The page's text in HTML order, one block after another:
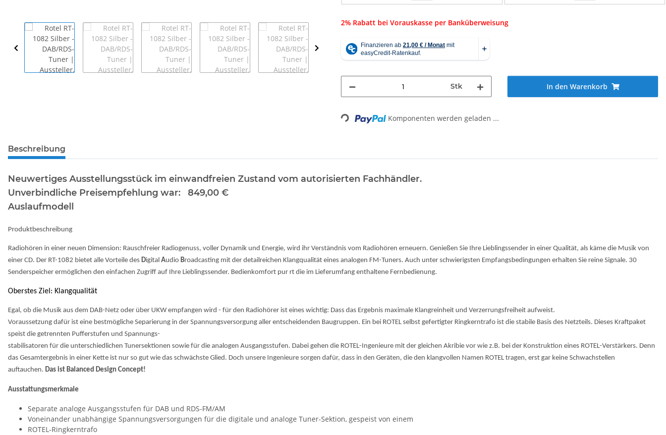
2% Rabatt bei Vorauskasse per Banküberweisung
Stk In den Warenkorb
Loading... Komponenten werden geladen ...
Beschreibung
Neuwertiges Ausstellungsstück im einwandfreien Zustand vom autorisierten Fachhändler.
Unverbindliche Preisempfehlung war: 849,00 €
Auslaufmodell
Produktbeschreibung
Radiohören in einer neuen Dimension: Rauschfreier Radiogenuss, voller Dynamik und Energie, wird ihr Verständnis vom Radiohören erneuern. Genießen Sie Ihre Lieblingssender in einer Qualität, als käme die Musik von
einer CD. Der RT-1082 bietet alle Vorteile des Digital Audio Broadcasting mit der detailreichen Klangqualität eines analogen FM-Tuners. Auch unter schwierigsten Empfangsbedingungen erhalten Sie reine Signale. 30
Senderspeicher ermöglichen den einfachen Zugriff auf Ihre Lieblingssender. Bedienkomfort pur rt die im Lieferumfang enthaltene Fernbedienung.
Oberstes Ziel: Klangqualität
Egal, ob die Musik aus dem DAB-Netz oder über UKW empfangen wird - für den Radiohörer ist eines wichtig: Dass das Ergebnis maximale Klangreinheit und Verzerrungsfreiheit aufweist.
Voraussetzung dafür ist eine bestmögliche Separierung in der Spannungsversorgung aller entscheidenden Baugruppen. Ein bei ROTEL selbst gefertigter Ringkerntrafo ist die stabile Basis des Netzteils. Dieses Kraftpaket
speist die getrennten Pufferstufen und Spannungs-
stabilisatoren für die unterschiedlichen Tunersektionen sowie für die analogen Ausgangsstufen. Dabei gehen die ROTEL-Ingenieure mit der gleichen Akribie vor wie z.B. bei der Konstruktion eines ROTEL-Verstärkers. Denn
das Gesamtergebnis in einer Kette ist nur so gut wie das schwächste Glied. Doch unsere Ingenieure sorgen dafür, dass in den Geräten, die den klangvollen Namen ROTEL tragen, erst gar keine Schwachstellen
auftauchen. Das ist Balanced Design Concept!
Ausstattungsmerkmale
Separate analoge Ausgangsstufen für DAB und RDS-FM/AM
Voneinander unabhängige Spannungsversorgungen für die digitale und analoge Tuner-Sektion, gespeist von einem
ROTEL-Ringkerntrafo